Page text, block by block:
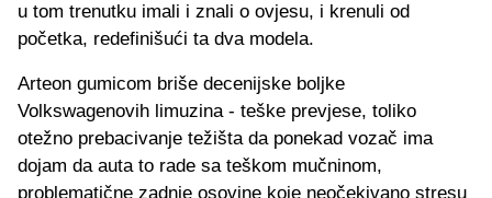
u tom trenutku imali i znali o ovjesu, i krenuli od
početka, redefinišući ta dva modela.
Arteon gumicom briše decenijske boljke
Volkswagenovih limuzina - teške prevjese, toliko
otežno prebacivanje težišta da ponekad vozač ima
dojam da auta to rade sa teškom mučninom,
problematične zadnje osovine koje neočekivano stresu